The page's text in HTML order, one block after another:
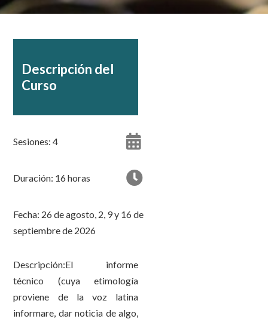
Descripción del
Curso
Sesiones: 4
Duración: 16 horas
Fecha: 26 de agosto, 2, 9 y 16 de
septiembre de 2026
Descripción:El informe
técnico (cuya etimología
proviene de la voz latina
informare, dar noticia de algo,